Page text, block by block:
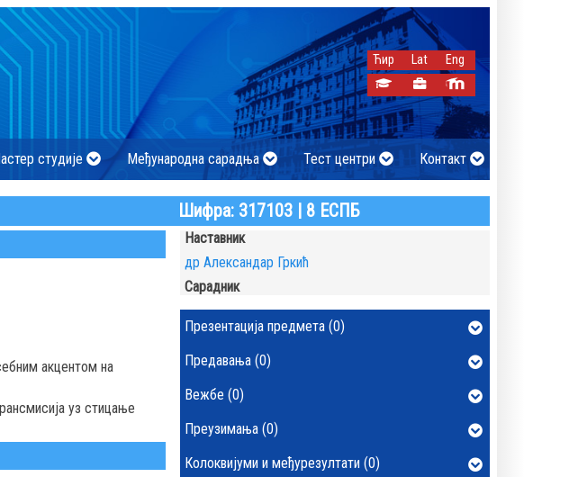
Ћир Lat Eng
студије Међународна сарадња Тест центри Контакт
Шифра: 317103 | 8 ЕСПБ
акцентом на
уз стицање
Наставник
др Александар Гркић
Сарадник
Презентација предмета (0)
Предавања (0)
Вежбе (0)
Преузимања (0)
Колоквијуми и међурезултати (0)